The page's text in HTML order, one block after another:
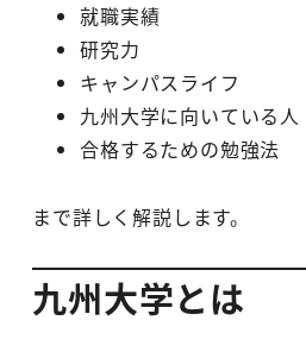
就職実績
研究力
キャンパスライフ
九州大学に向いている人
合格するための勉強法
まで詳しく解説します。
九州大学とは